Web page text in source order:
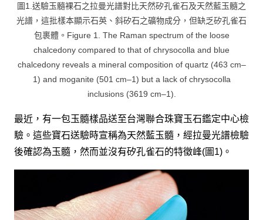
圖1.送驗玉髓裸石之拉曼光譜對比天然矽孔雀石及天然藍玉髓之
光譜，這批樣本顯示石英、斜矽石之礦物成分，但缺乏矽孔雀石
包裹體。Figure 1. The Raman spectrum of the loose
chalcedony compared to that of chrysocolla and blue
chalcedony reveals a mineral composition of quartz (463 cm–
1) and moganite (501 cm–1) but a lack of chrysocolla
inclusions (3619 cm–1).
最近，有一包玉髓樣品送至台灣聯合珠寶玉石鑑定中心檢
驗。這些寶石送驗時宣稱為天然藍玉髓，經拉曼光譜檢驗
後確認為玉髓，然而並沒有矽孔雀石的特徵峰(圖1)。